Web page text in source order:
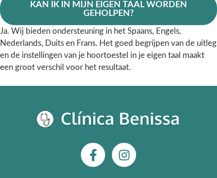
KAN IK IN MIJN EIGEN TAAL WORDEN
GEHOLPEN?
Ja. Wij bieden ondersteuning in het Spaans, Engels,
Nederlands, Duits en Frans. Het goed begrijpen van de uitleg
en de instellingen van je hoortoestel in je eigen taal maakt
een groot verschil voor het resultaat.
F
a
I
n